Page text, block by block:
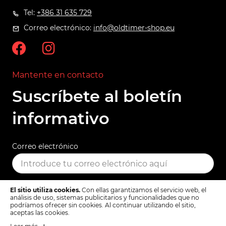
Tel: +386 31 635 729
Correo electrónico: info@oldtimer-shop.eu
Mantente en contacto
Suscríbete al boletín
informativo
Correo electrónico
SUSCRIBIR
El sitio utiliza cookies. Con ellas garantizamos el servicio web, el
análisis de uso, sistemas publicitarios y funcionalidades que no
podríamos ofrecer sin cookies. Al continuar utilizando el sitio,
aceptas las cookies.